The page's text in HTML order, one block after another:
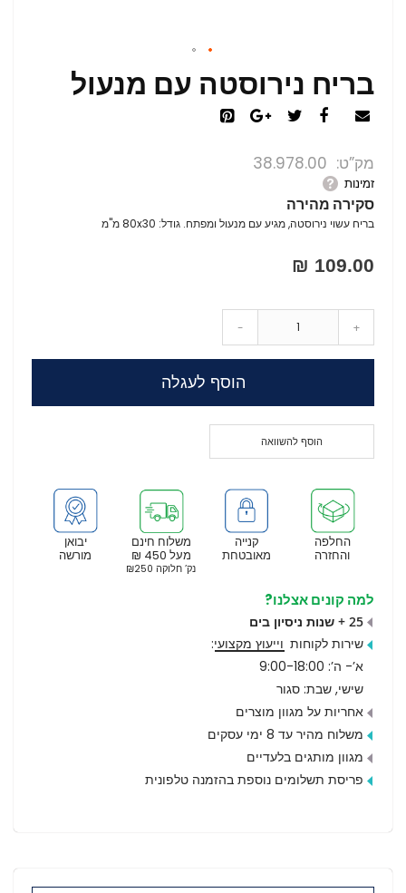
בריח נירוסטה עם מנעול
מק”ט 38.978.00
זמינות
סקירה מהירה
בריח עשוי נירוסטה, מגיע עם מנעול ומפתח. גודל: 80x30 מ"מ
109.00 ₪
- +
הוסף לעגלה
הוסף להשוואה
יבואן
מורשה
משלוח חינם
מעל 450 ₪
נק’ חלוקה ₪250
קנייה
מאובטחת
החלפה
והחזרה
למה קונים אצלנו?
25 + שנות ניסיון בים
שירות לקוחות וייעוץ מקצועי:
א’- ה’: 9:00-18:00
שישי, שבת: סגור
אחריות על מגוון מוצרים
משלוח מהיר עד 8 ימי עסקים
מגוון מותגים בלעדיים
פריסת תשלומים נוספת בהזמנה טלפונית